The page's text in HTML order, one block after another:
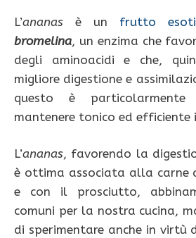
L’ananas è un frutto
bromelina, un enzima che
degli aminoacidi e che,
migliore digestione e
questo è
mantenere tonico ed efficiente
L’ananas, favorendo la
è ottima associata alla carne
e con il prosciutto,
comuni per la nostra cucina,
di sperimentare anche in virtù